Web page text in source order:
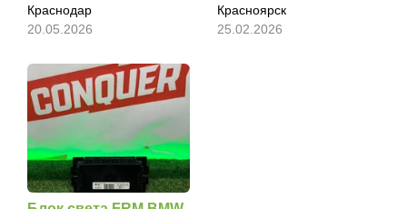
Краснодар
20.05.2026
Красноярск
25.02.2026